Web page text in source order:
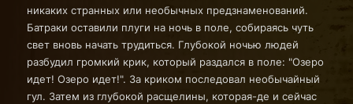
никаких странных или необычных предзнаменований.
Батраки оставили плуги на ночь в поле, собираясь чуть
свет вновь начать трудиться. Глубокой ночью людей
разбудил громкий крик, который раздался в поле: "Озеро
идет! Озеро идет!". За криком последовал необычайный
гул. Затем из глубокой расщелины, которая-де и сейчас